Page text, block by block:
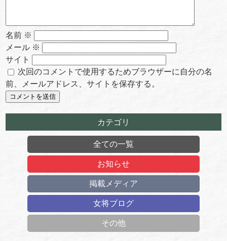
名前 ※
メール ※
サイト
次回のコメントで使用するためブラウザーに自分の名
前、メールアドレス、サイトを保存する。
カテゴリ
全ての一覧
お知らせ
掲載メディア
女将ブログ
その他